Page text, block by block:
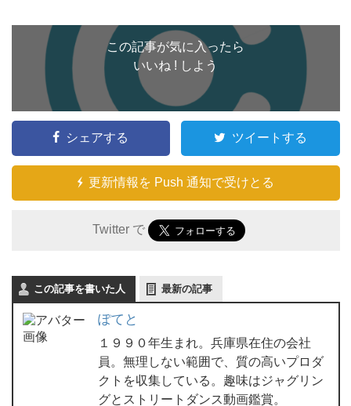
この記事が気に入ったら
いいね ! しよう
シェアする ツイートする
更新情報を Push 通知で受けとる
Twitter で
この記事を書いた人 最新の記事
ぽてと
１９９０年生まれ。兵庫県在住の会社
員。無理しない範囲で、質の高いプロダ
クトを収集している。趣味はジャグリン
グとストリートダンス動画鑑賞。